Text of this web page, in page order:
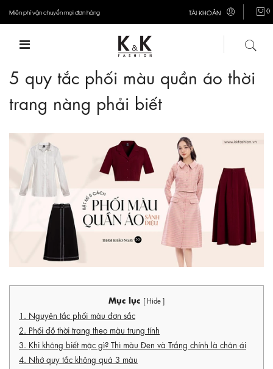
Miễn phí vận chuyển mọi đơn hàng TÀI KHOẢN 0
5 quy tắc phối màu quần áo thời
trang nàng phải biết
Mục lục [ Hide ]
1. Nguyên tắc phối màu đơn sắc
2. Phối đồ thời trang theo màu trung tính
3. Khi không biết mặc gì? Thì màu Đen và Trắng chính là chân ái
4. Nhớ quy tắc không quá 3 màu